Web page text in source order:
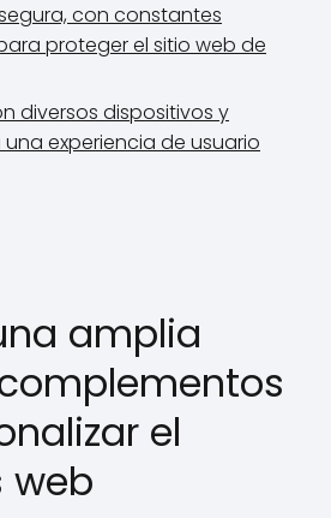
con constantes
proteger el sitio web de
diversos dispositivos y
experiencia de usuario
amplia
el
web